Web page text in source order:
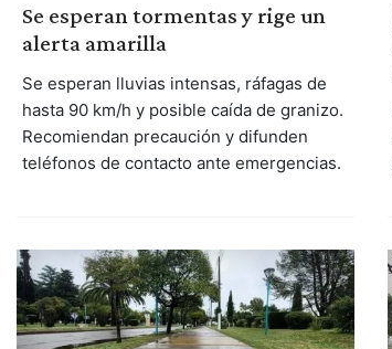
Se esperan tormentas y rige un
alerta amarilla
Se esperan lluvias intensas, ráfagas de
hasta 90 km/h y posible caída de granizo.
Recomiendan precaución y difunden
teléfonos de contacto ante emergencias.